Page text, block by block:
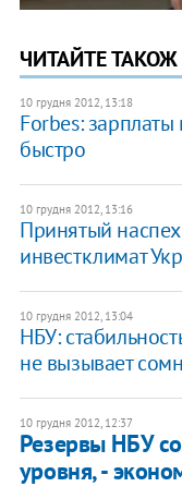
ЧИТАЙТЕ ТАКОЖ
10 грудня 2012, 13:18
Forbes:
быстро
10 грудня 2012, 13:16
Принятый
инвестклимат
10 грудня 2012, 13:04
НБУ:
не вызывает
10 грудня 2012, 12:37
Резервы НБУ
уровня, -